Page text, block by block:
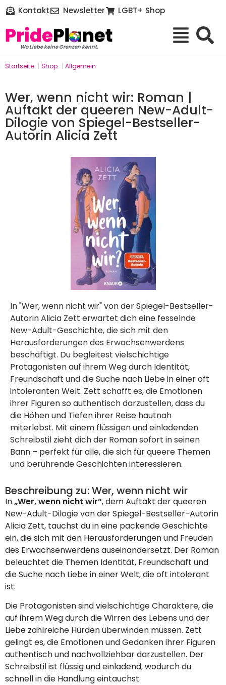
Kontakt Newsletter LGBT+ Shop
Wo Liebe keine Grenzen kennt.
Startseite | Shop | Allgemein
Wer, wenn nicht wir: Roman |
Auftakt der queeren New-Adult-
Dilogie von Spiegel-Bestseller-
Autorin Alicia Zett
In "Wer, wenn nicht wir" von der Spiegel-Bestseller-
Autorin Alicia Zett erwartet dich eine fesselnde
New-Adult-Geschichte, die sich mit den
Herausforderungen des Erwachsenwerdens
beschäftigt. Du begleitest vielschichtige
Protagonisten auf ihrem Weg durch Identität,
Freundschaft und die Suche nach Liebe in einer oft
intoleranten Welt. Zett schafft es, die Emotionen
ihrer Figuren so authentisch darzustellen, dass du
die Höhen und Tiefen ihrer Reise hautnah
miterlebst. Mit einem flüssigen und einladenden
Schreibstil zieht dich der Roman sofort in seinen
Bann – perfekt für alle, die sich für queere Themen
und berührende Geschichten interessieren.
Beschreibung zu: Wer, wenn nicht wir
In„Wer, wenn nicht wir“, dem Auftakt der queeren
New-Adult-Dilogie von der Spiegel-Bestseller-Autorin
Alicia Zett, tauchst du in eine packende Geschichte
ein, die sich mit den Herausforderungen und Freuden
des Erwachsenwerdens auseinandersetzt. Der Roman
beleuchtet die Themen Identität, Freundschaft und
die Suche nach Liebe in einer Welt, die oft intolerant
ist.
Die Protagonisten sind vielschichtige Charaktere, die
auf ihrem Weg durch die Wirren des Lebens und der
Liebe zahlreiche Hürden überwinden müssen. Zett
gelingt es, die Emotionen und Gedanken ihrer Figuren
authentisch und nachvollziehbar darzustellen. Der
Schreibstil ist flüssig und einladend, wodurch du
schnell in die Handlung eintauchst.